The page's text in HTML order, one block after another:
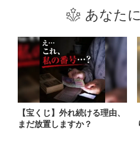
あなた
【宝くじ】外れ続ける理由、
まだ放置しますか？